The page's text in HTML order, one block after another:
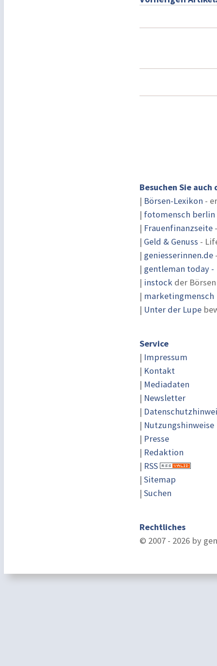
Besuchen Sie
| Börsen-Lexikon -
| fotomensch berlin
| Frauenfinanzseite
| Geld & Genuss -
| geniesserinnen.de
| gentleman today -
| instock der
|
| Unter der Lupe
Service
| Impressum
| Kontakt
| Mediadaten
| Newsletter
|
| Nutzungshinweise
| Presse
| Redaktion
| RSS
| Sitemap
| Suchen
Rechtliches
© 2007 - 2026 by